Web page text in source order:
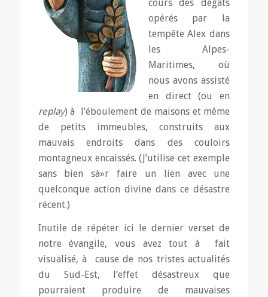
cours des dégâts
opérés par la
tempête Alex dans
les Alpes-
Maritimes, où
nous avons assisté
en direct (ou en
replay) à l’éboulement de maisons et même
de petits immeubles, construits aux
mauvais endroits dans des couloirs
montagneux encaissés. (J’utilise cet exemple
sans bien sà»r faire un lien avec une
quelconque action divine dans ce désastre
récent.)
Inutile de répéter ici le dernier verset de
notre évangile, vous avez tout à fait
visualisé, à cause de nos tristes actualités
du Sud-Est, l’effet désastreux que
pourraient produire de mauvaises